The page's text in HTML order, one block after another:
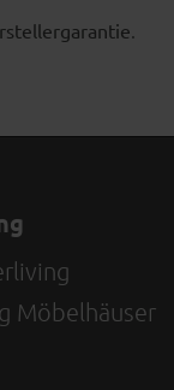
.
Möbelhäuser